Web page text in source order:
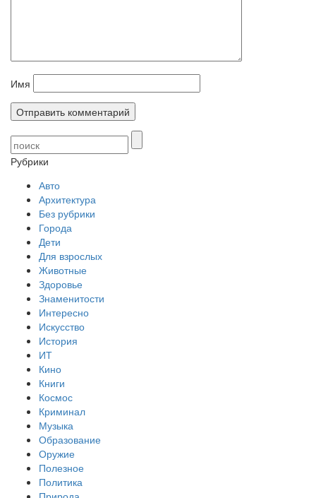
Имя
Рубрики
Авто
Архитектура
Без рубрики
Города
Дети
Для взрослых
Животные
Здоровье
Знаменитости
Интересно
Искусство
История
ИТ
Кино
Книги
Космос
Криминал
Музыка
Образование
Оружие
Полезное
Политика